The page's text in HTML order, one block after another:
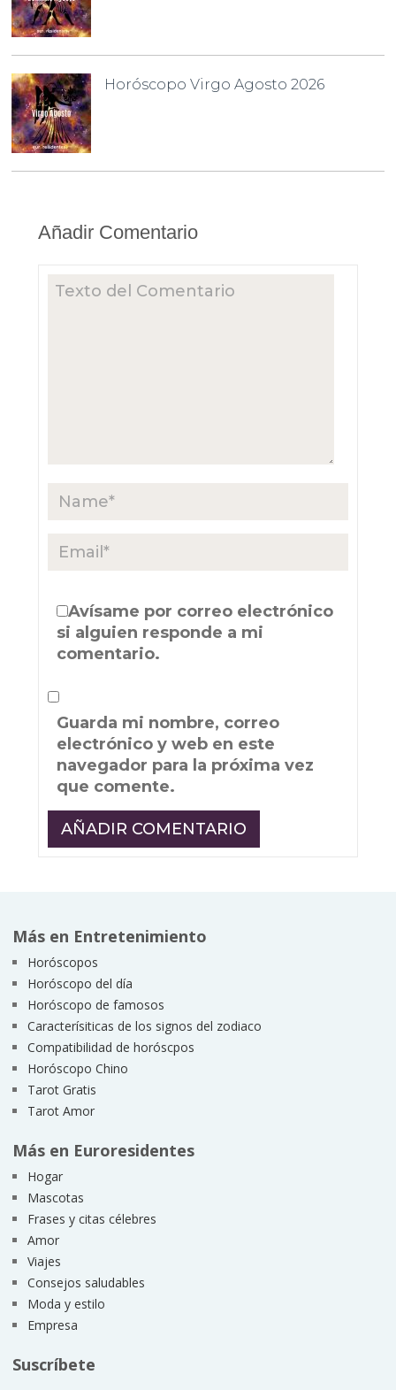
Horóscopo Virgo Agosto 2026
Añadir Comentario
Avísame por correo electrónico
si alguien responde a mi
comentario.
Guarda mi nombre, correo
electrónico y web en este
navegador para la próxima vez
que comente.
Más en Entretenimiento
Horóscopos
Horóscopo del día
Horóscopo de famosos
Caracterísiticas de los signos del zodiaco
Compatibilidad de horóscpos
Horóscopo Chino
Tarot Gratis
Tarot Amor
Más en Euroresidentes
Hogar
Mascotas
Frases y citas célebres
Amor
Viajes
Consejos saludables
Moda y estilo
Empresa
Suscríbete